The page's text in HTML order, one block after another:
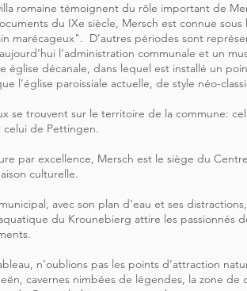
romaine témoignent du rôle important de
du IXe siècle, Mersch est connue
marécageux". D’autres périodes sont
l’administration communale et un
église décanale, dans lequel est installé un
l’église paroissiale actuelle, de style néo-
se trouvent sur le territoire de la commune:
de Pettingen.
par excellence, Mersch est le siège du
culturelle.
avec son plan d’eau et ses
du Krounebierg attire les passionnés
n’oublions pas les points d’attraction
cavernes nimbées de légendes, la zone